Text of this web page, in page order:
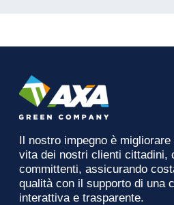
Il nostro impegno è
vita dei nostri clienti cittadini,
committenti, assicurando
qualità con il supporto di una
interattiva e trasparente.